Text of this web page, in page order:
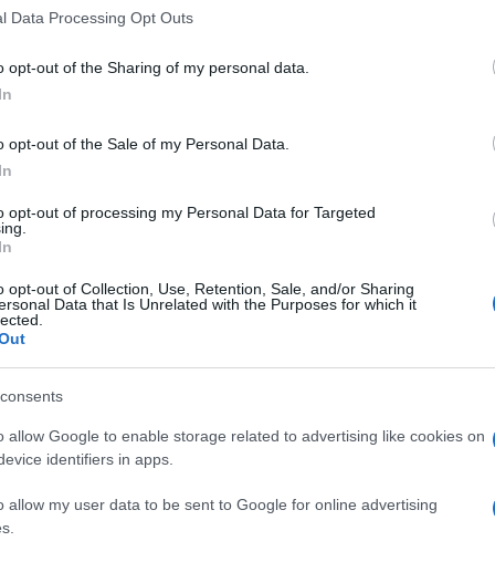
Data Processing Opt Outs
opt-out of the Sharing of my personal data.
opt-out of the Sale of my Personal Data.
opt-out of processing my Personal Data for Targeted
opt-out of Collection, Use, Retention, Sale, and/or Sharing
Data that Is Unrelated with the Purposes for which it
allow Google to enable storage related to advertising like cookies on
identifiers in apps.
allow my user data to be sent to Google for online advertising
otimismo quanto a uma possível redução da
dos fundos de investimento imobiliário. A
de juros no Brasil, e sua queda esperada deve
e valorizando os fundos.
fundos de investimento imobiliário atingiu R$
levantado durante todo o ano anterior, que foi
já superou os R$ 30,4 bilhões coletados em
Segundo André Freitas, cofundador da Hedge, o
forte. “Se a tendência atual se mantiver,
até dezembro”, afirmou.